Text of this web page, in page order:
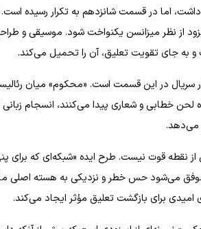
اما در قسمت شانزدهم به تکرار رسیده
از نظر میزانسن یکنواخت شود. موسیقی و
به جای تقویت تعلیق، آن را تحمیل می‌کند.
سریال در این قسمت است. «محکوم» میان
لحن خطابی و شعاری پیدا می‌کنند، انسجام
می‌دهد.
نقطه قوت نیست. طرح ایده «شبکه‌ای که برای
می‌شود حس خطر و نزدیکی به هسته اصلی ماجرا
برای بازگشت تعلیق مؤثر ایجاد می‌کند.